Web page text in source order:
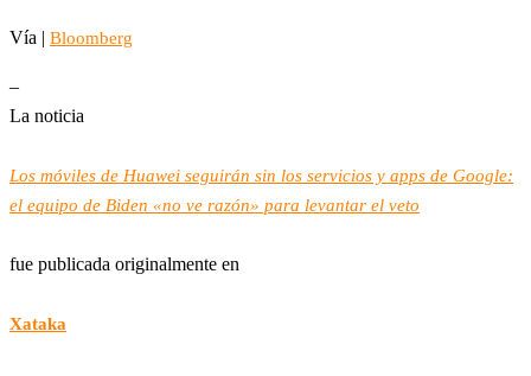
Vía | Bloomberg
–
La noticia
Los móviles de Huawei seguirán sin los servicios y apps de Google:
el equipo de Biden «no ve razón» para levantar el veto
fue publicada originalmente en
Xataka